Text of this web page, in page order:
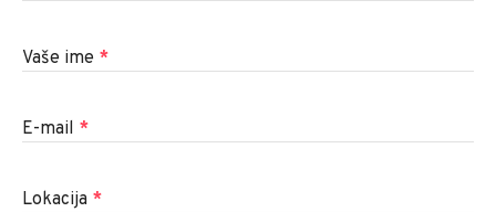
Vaše ime *
E-mail *
Lokacija *